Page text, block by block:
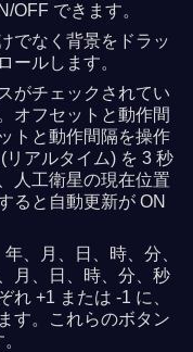
OFF できます。
でなく背景をドラッ
ールします。
がチェックされてい
オフセットと動作間
トと動作間隔を操作
アルタイム) を 3 秒
人工衛星の現在位置
ると自動更新が ON
、月、日、時、分、
月、日、時、分、秒
れ +1 または -1 に、
す。これらのボタン